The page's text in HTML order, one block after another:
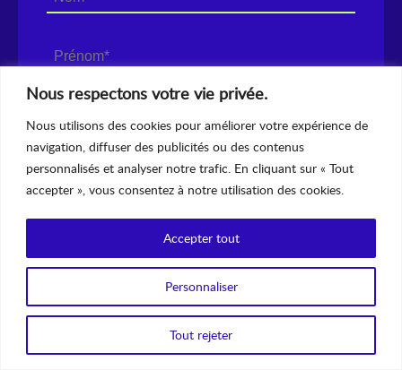
Nous respectons votre vie privée.
Nous utilisons des cookies pour améliorer votre expérience de
navigation, diffuser des publicités ou des contenus
personnalisés et analyser notre trafic. En cliquant sur « Tout
accepter », vous consentez à notre utilisation des cookies.
Personnaliser
Tout rejeter
Accepter tout